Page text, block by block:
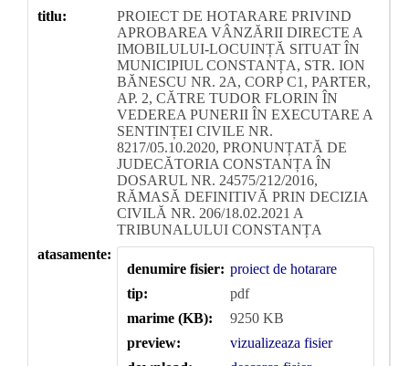
titlu:
PROIECT DE HOTARARE PRIVIND
APROBAREA VÂNZĂRII DIRECTE A
IMOBILULUI-LOCUINȚĂ SITUAT ÎN
MUNICIPIUL CONSTANȚA, STR. ION
BĂNESCU NR. 2A, CORP C1, PARTER,
AP. 2, CĂTRE TUDOR FLORIN ÎN
VEDEREA PUNERII ÎN EXECUTARE A
SENTINȚEI CIVILE NR.
8217/05.10.2020, PRONUNȚATĂ DE
JUDECĂTORIA CONSTANȚA ÎN
DOSARUL NR. 24575/212/2016,
RĂMASĂ DEFINITIVĂ PRIN DECIZIA
CIVILĂ NR. 206/18.02.2021 A
TRIBUNALULUI CONSTANȚA
atasamente:
denumire fisier: proiect de hotarare
tip:
pdf
marime (KB):
9250 KB
preview:
vizualizeaza fisier